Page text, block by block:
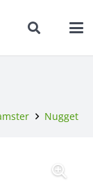
Nugget